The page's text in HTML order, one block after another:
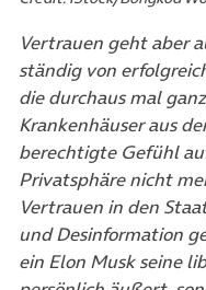
Vertrauen geht aber
ständig von
die durchaus mal
Krankenhäuser aus
berechtigte Gefühl
Privatsphäre nicht
Vertrauen in den
und Desinformation
ein Elon Musk seine